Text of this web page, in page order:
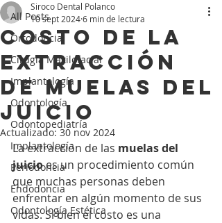
All Posts
Ortodoncia
Cirugía Maxilofacial
Implantología
Odontología
Odontopediatría
Implantología
Periodoncia
Endodoncia
Odontología Estética
Costo de la
extracción
de muelas del
juicio
Siroco Dental Polanco
10 sept 20246 min de lectura
Actualizado:30 nov 2024
La extracción de las muelas del
juicio es un procedimiento común
que muchas personas deben
enfrentar en algún momento de sus
vidas. Si bien el costo es una